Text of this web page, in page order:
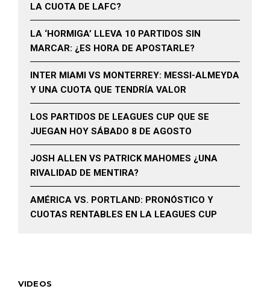
LA CUOTA DE LAFC?
LA ‘HORMIGA’ LLEVA 10 PARTIDOS SIN
MARCAR: ¿ES HORA DE APOSTARLE?
INTER MIAMI VS MONTERREY: MESSI-ALMEYDA
Y UNA CUOTA QUE TENDRÍA VALOR
LOS PARTIDOS DE LEAGUES CUP QUE SE
JUEGAN HOY SÁBADO 8 DE AGOSTO
JOSH ALLEN VS PATRICK MAHOMES ¿UNA
RIVALIDAD DE MENTIRA?
AMÉRICA VS. PORTLAND: PRONÓSTICO Y
CUOTAS RENTABLES EN LA LEAGUES CUP
VIDEOS